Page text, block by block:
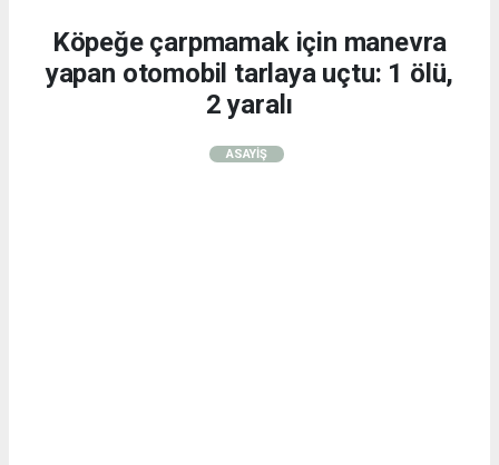
Köpeğe çarpmamak için manevra
yapan otomobil tarlaya uçtu: 1 ölü,
2 yaralı
ASAYİŞ